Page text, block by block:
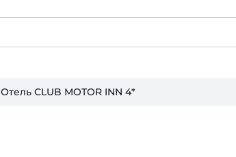
Отель CLUB MOTOR INN 4*